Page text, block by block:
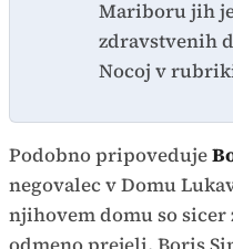
Mariboru jih
zdravstvenih
Nocoj v
Podobno pripoveduje
negovalec v Domu
njihovem domu so sicer